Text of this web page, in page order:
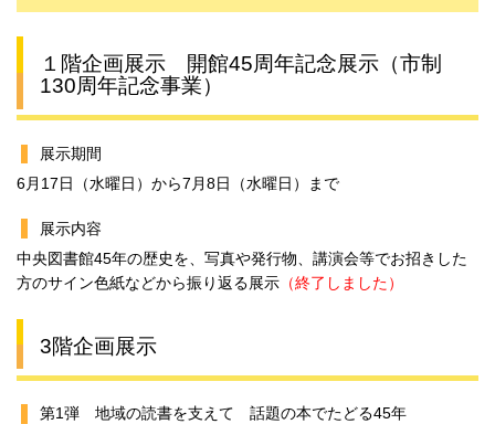
１階企画展示 開館45周年記念展示（市制
130周年記念事業）
展示期間
6月17日（水曜日）から7月8日（水曜日）まで
展示内容
中央図書館45年の歴史を、写真や発行物、講演会等でお招きした
方のサイン色紙などから振り返る展示 （終了しました）
3階企画展示
第1弾 地域の読書を支えて 話題の本でたどる45年